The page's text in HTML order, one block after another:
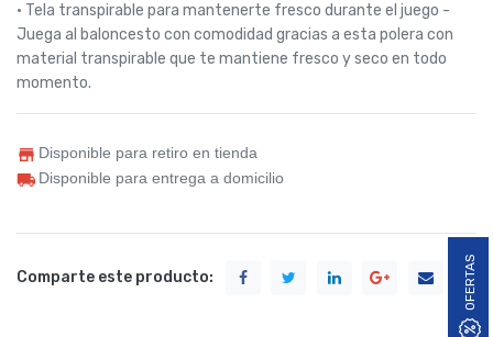
OFERTAS
• Tela transpirable para mantenerte fresco durante el juego -
Juega al baloncesto con comodidad gracias a esta polera con
material transpirable que te mantiene fresco y seco en todo
momento.
Disponible para retiro en tienda
Disponible para entrega a domicilio
Comparte este producto: